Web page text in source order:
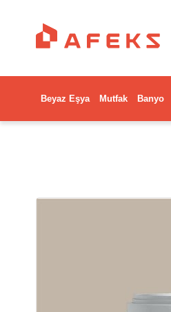
Beyaz Eşya Mutfak Banyo